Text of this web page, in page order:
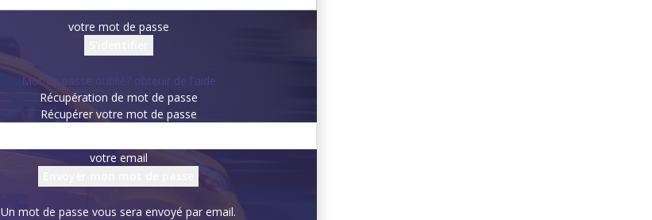
votre mot de passe
Mot de passe oublié? obtenir de l'aide
Récupération de mot de passe
Récupérer votre mot de passe
votre email
Un mot de passe vous sera envoyé par email.